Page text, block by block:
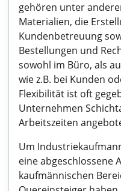
gehören unter
Materialien, die
Kundenbetreuung
Bestellungen und
sowohl im Büro, als
wie z.B. bei Kunden
Flexibilität ist oft
Unternehmen
Arbeitszeiten
Um
eine abgeschlossene
kaufmännischen